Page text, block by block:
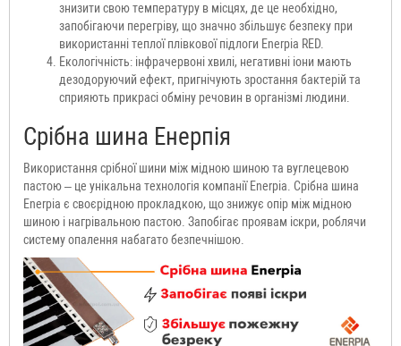
знизити свою температуру в місцях, де це необхідно,
запобігаючи перегріву, що значно збільшує безпеку при
використанні теплої плівкової підлоги Enerpia RED.
Екологічність: інфрачервоні хвилі, негативні іони мають
дезодоруючий ефект, пригнічують зростання бактерій та
сприяють прикрасі обміну речовин в організмі людини.
Срібна шина Енерпія
Використання срібної шини між мідною шиною та вуглецевою
пастою – це унікальна технологія компанії Enerpia. Срібна шина
Enerpia є своєрідною прокладкою, що знижує опір між мідною
шиною і нагрівальною пастою. Запобігає проявам іскри, роблячи
систему опалення набагато безпечнішою.